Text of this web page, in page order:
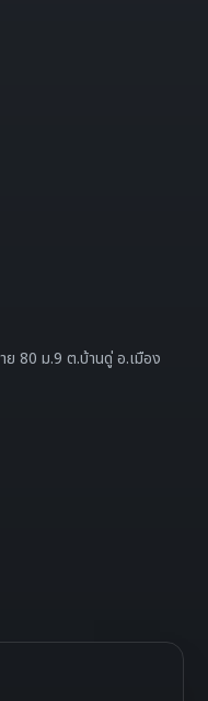
ย 80 ม.9 ต.บ้านดู่ อ.เมือง